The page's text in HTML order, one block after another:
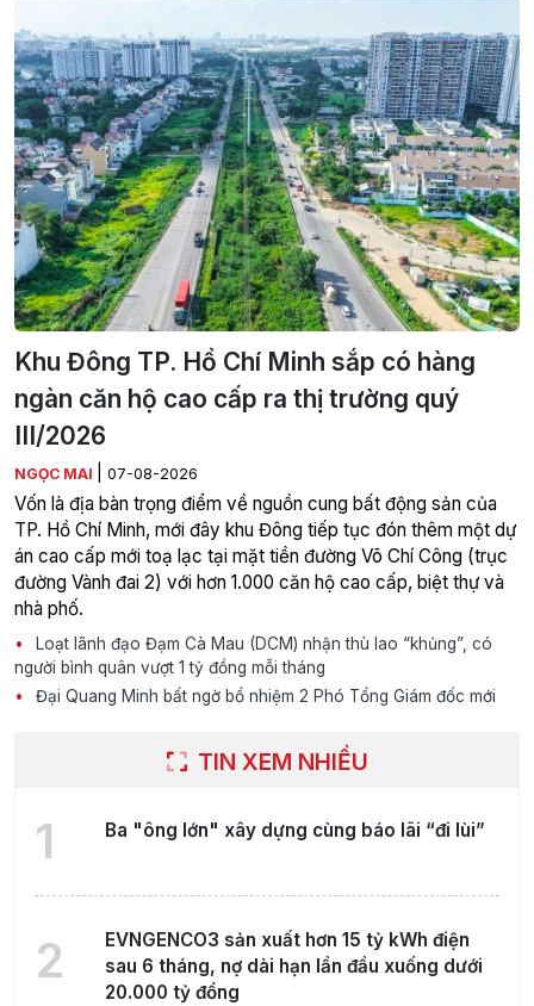
Khu Đông TP. Hồ Chí Minh sắp có hàng
ngàn căn hộ cao cấp ra thị trường quý
III/2026
NGỌC MAI 07-08-2026
Vốn là địa bàn trọng điểm về nguồn cung bất động sản của
TP. Hồ Chí Minh, mới đây khu Đông tiếp tục đón thêm một dự
án cao cấp mới toạ lạc tại mặt tiền đường Võ Chí Công (trục
đường Vành đai 2) với hơn 1.000 căn hộ cao cấp, biệt thự và
nhà phố.
Loạt lãnh đạo Đạm Cà Mau (DCM) nhận thù lao “khủng”, có
người bình quân vượt 1 tỷ đồng mỗi tháng
Đại Quang Minh bất ngờ bổ nhiệm 2 Phó Tổng Giám đốc mới
TIN XEM NHIỀU
1 Ba "ông lớn" xây dựng cùng báo lãi “đi lùi”
2
EVNGENCO3 sản xuất hơn 15 tỷ kWh điện
sau 6 tháng, nợ dài hạn lần đầu xuống dưới
20.000 tỷ đồng